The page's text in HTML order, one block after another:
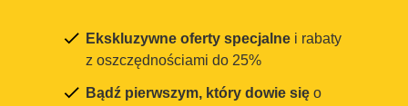
Ekskluzywne oferty specjalne i rabaty
z oszczędnościami do 25%
Bądź pierwszym, który dowie się o